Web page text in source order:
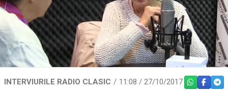
INTERVIURILE RADIO CLASIC 11:08 / 27/10/2017 WHATSAPP